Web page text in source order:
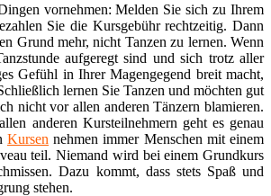
vornehmen: Melden Sie sich zu Ihrem
Sie die Kursgebühr rechtzeitig. Dann
Grund mehr, nicht Tanzen zu lernen. Wenn
aufgeregt sind und sich trotz aller
Gefühl in Ihrer Magengegend breit macht,
lernen Sie Tanzen und möchten gut
nicht vor allen anderen Tänzern blamieren.
anderen Kursteilnehmern geht es genau
Kursen nehmen immer Menschen mit einem
teil. Niemand wird bei einem Grundkurs
Dazu kommt, dass stets Spaß und
stehen.